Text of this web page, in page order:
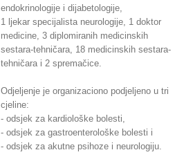
endokrinologije i dijabetologije,
1 ljekar specijalista neurologije, 1 doktor
medicine, 3 diplomiranih medicinskih
sestara-tehničara, 18 medicinskih sestara-
tehničara i 2 spremačice.
Odjeljenje je organizaciono podjeljeno u tri
cjeline:
- odsjek za kardiološke bolesti,
- odsjek za gastroenterološke bolesti i
- odsjek za akutne psihoze i neurologiju.